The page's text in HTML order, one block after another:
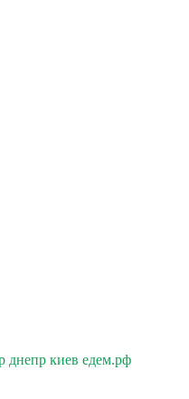
днепр киев едем.рф